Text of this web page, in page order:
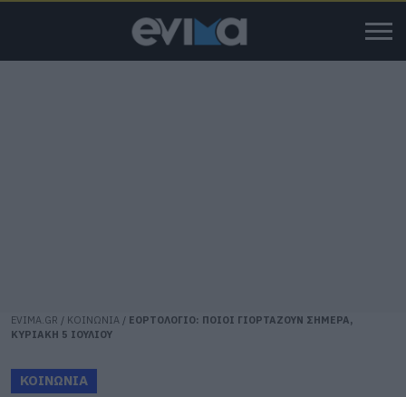
EVIMA.GR / ΚΟΙΝΩΝΙΑ / ΕΟΡΤΟΛΟΓΙΟ: ΠΟΙΟΙ ΓΙΟΡΤΑΖΟΥΝ ΣΗΜΕΡΑ,
ΚΥΡΙΑΚΗ 5 ΙΟΥΛΙΟΥ
ΚΟΙΝΩΝΙΑ